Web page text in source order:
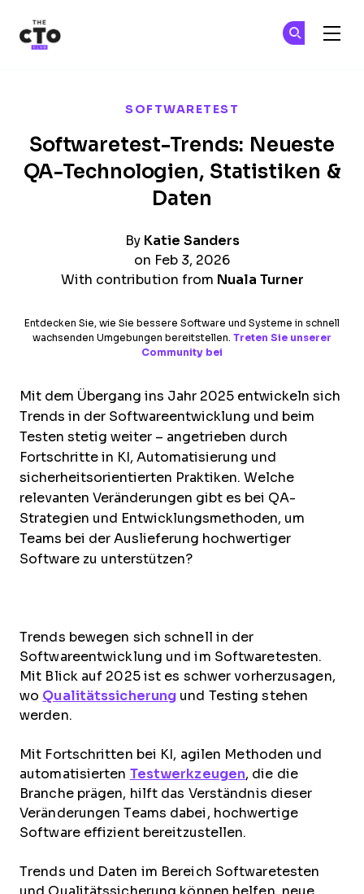
SOFTWARETEST
Softwaretest-Trends: Neueste
QA-Technologien, Statistiken &
Daten
By Katie Sanders
on Feb 3, 2026
With contribution from Nuala Turner
Entdecken Sie, wie Sie bessere Software und Systeme in schnell
wachsenden Umgebungen bereitstellen. Treten Sie unserer
Community bei
Mit dem Übergang ins Jahr 2025 entwickeln sich
Trends in der Softwareentwicklung und beim
Testen stetig weiter – angetrieben durch
Fortschritte in KI, Automatisierung und
sicherheitsorientierten Praktiken. Welche
relevanten Veränderungen gibt es bei QA-
Strategien und Entwicklungsmethoden, um
Teams bei der Auslieferung hochwertiger
Software zu unterstützen?
Trends bewegen sich schnell in der
Softwareentwicklung und im Softwaretesten.
Mit Blick auf 2025 ist es schwer vorherzusagen,
wo Qualitätssicherung und Testing stehen
werden.
Mit Fortschritten bei KI, agilen Methoden und
automatisierten Testwerkzeugen, die die
Branche prägen, hilft das Verständnis dieser
Veränderungen Teams dabei, hochwertige
Software effizient bereitzustellen.
Trends und Daten im Bereich Softwaretesten
und Qualitätssicherung können helfen, neue